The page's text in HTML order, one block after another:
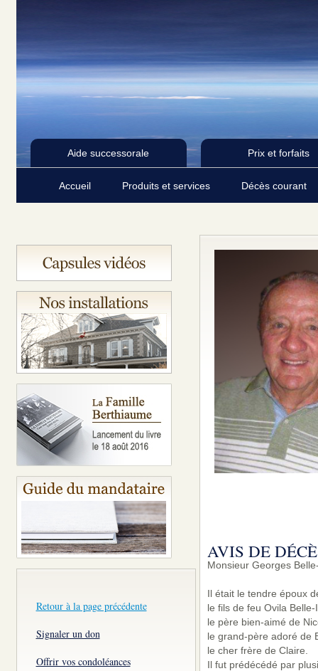
Aide successorale Prix et forfaits
Accueil Produits et services Décès courant
Retour à la page précédente
Signaler un don
Offrir vos condoléances
AVIS DE
Monsieur Georges
Il était le tendre époux
le fils de feu Ovila
le père bien-aimé de
le grand-père adoré de
le cher frère de Claire.
Il fut prédécédé par